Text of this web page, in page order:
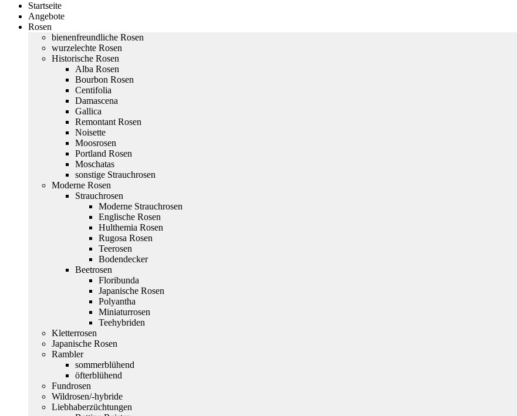
Startseite
Angebote
Rosen
bienenfreundliche Rosen
wurzelechte Rosen
Historische Rosen
Alba Rosen
Bourbon Rosen
Centifolia
Damascena
Gallica
Remontant Rosen
Noisette
Moosrosen
Portland Rosen
Moschatas
sonstige Strauchrosen
Moderne Rosen
Strauchrosen
Moderne Strauchrosen
Englische Rosen
Hulthemia Rosen
Rugosa Rosen
Teerosen
Bodendecker
Beetrosen
Floribunda
Japanische Rosen
Polyantha
Miniaturrosen
Teehybriden
Kletterrosen
Japanische Rosen
Rambler
sommerblühend
öfterblühend
Fundrosen
Wildrosen/-hybride
Liebhaberzüchtungen